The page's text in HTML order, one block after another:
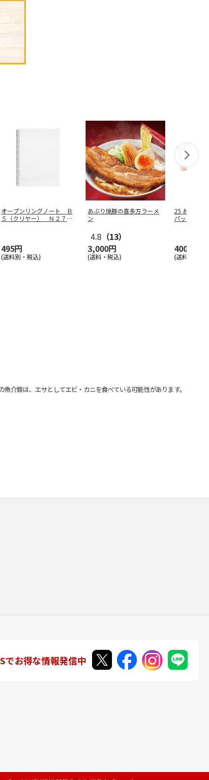
オープンリングノート Ｂ
５（クリヤー） Ｎ２７２
495円
(送料別・税込)
あぶり焼豚の喜多方ラーメ
ン
4.8 （13）
3,000円
(送料・税込)
25 おくる
パッド ス
400円
(送料別・税
介類は、エサとしてエビ・カニを食べている可能性があります。
でお得な情報発信中